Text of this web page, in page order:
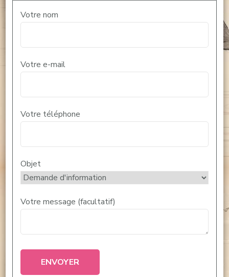
Votre nom
Votre e-mail
Votre téléphone
Objet
Votre message (facultatif)